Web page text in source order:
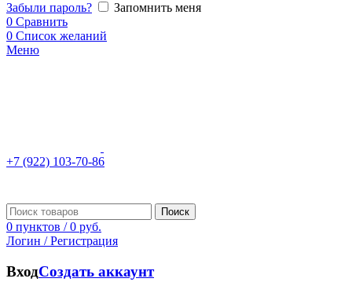
Забыли пароль?
Запомнить меня
0 Сравнить
0 Список желаний
Меню
+7 (922) 103-70-86
Поиск
0 пунктов / 0 руб.
Логин / Регистрация
ВходСоздать аккаунт